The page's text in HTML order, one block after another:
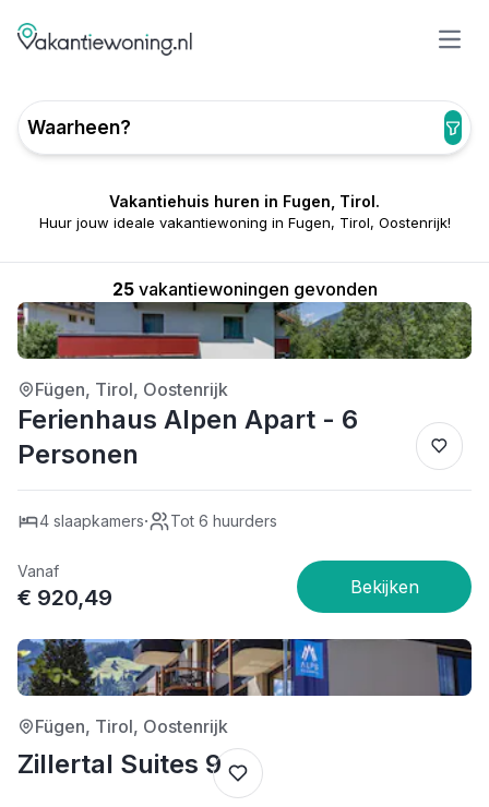
Waarheen?
Vakantiehuis huren in Fugen, Tirol.
Huur jouw ideale vakantiewoning in Fugen, Tirol, Oostenrijk!
25vakantiewoningen gevonden
3/5
Fügen, Tirol, Oostenrijk
Ferienhaus Alpen Apart - 6
Personen
4 slaapkamers· Tot 6 huurders
Vanaf
€ 920,49
4/5
Fügen, Tirol, Oostenrijk
Zillertal Suites 9